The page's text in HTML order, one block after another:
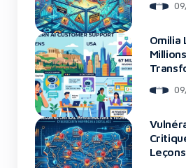
Omilia